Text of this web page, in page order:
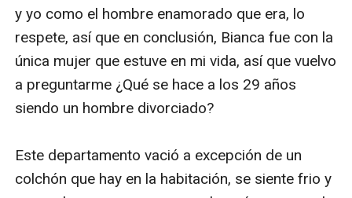
y yo como el hombre enamorado que era, lo
respete, así que en conclusión, Bianca fue con la
única mujer que estuve en mi vida, así que vuelvo
a preguntarme ¿Qué se hace a los 29 años
siendo un hombre divorciado?
Este departamento vació a excepción de un
colchón que hay en la habitación, se siente frio y